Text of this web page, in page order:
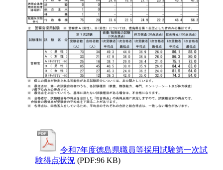
令和7年度徳島県職員等採用試験第一次試
験得点状況 (PDF:96 KB)